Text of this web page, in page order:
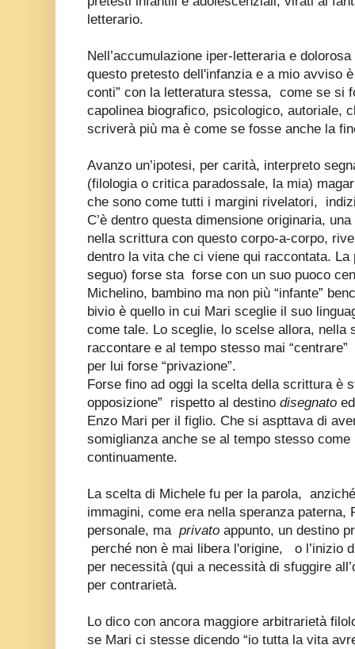
letterario.
Nell’accumulazione iper-letteraria e
questo pretesto dell'infanzia e a mio avviso
conti” con la letteratura stessa, come se si
capolinea biografico, psicologico, autoriale,
scriverà più ma è come se fosse anche la
Avanzo un’ipotesi, per carità, interpreto
(filologia o critica paradossale, la mia)
che sono come tutti i margini rivelatori,
C’è dentro questa dimensione originaria,
nella scrittura con questo corpo-a-corpo,
dentro la vita che ci viene qui raccontata. La
seguo) forse sta forse con un suo puoco
Michelino, bambino ma non più “infante”
bivio è quello in cui Mari sceglie il suo
come tale. Lo sceglie, lo scelse allora, nella
raccontare e al tempo stesso mai “centrare”
per lui forse “privazione”.
Forse fino ad oggi la scelta della scrittura è
opposizione”
rispetto al destino disegnato
Enzo Mari per il figlio. Che si aspttava di
somiglianza anche se al tempo stesso
continuamente.
La scelta di Michele fu per la parola, anziché
immagini, come era nella speranza paterna,
personale, ma privato appunto, un destino
perché non è mai libera l'origine,
o l’inizio
per necessità (qui a necessità di sfuggire
per contrarietà.
Lo dico con ancora maggiore arbitrarietà
se Mari ci stesse dicendo “io tutta la vita